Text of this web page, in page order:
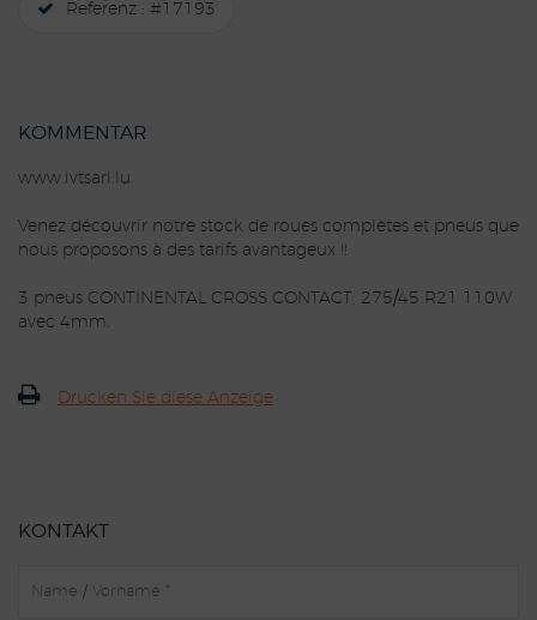
Referenz : #17193
KOMMENTAR
www.ivtsarl.lu
Venez découvrir notre stock de roues complètes et pneus que
nous proposons à des tarifs avantageux !!
3 pneus CONTINENTAL CROSS CONTACT, 275/45 R21 110W
avec 4mm.
Drucken Sie diese Anzeige
KONTAKT